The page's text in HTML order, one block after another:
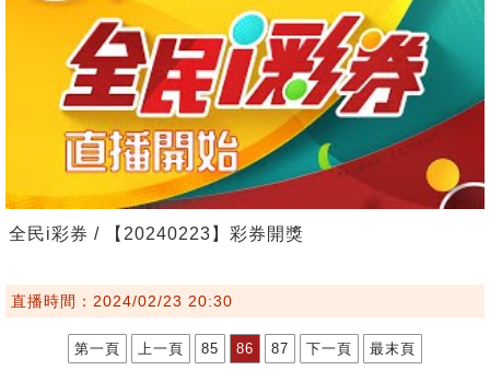
全民i彩券 / 【20240223】彩券開獎
直播時間：2024/02/23 20:30
第一頁 上一頁 85 86 87 下一頁 最末頁